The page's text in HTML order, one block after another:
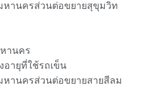
หานครส่วนต่อขยายสุขุมวิท
านคร
ายุที่ใช้รถเข็น
หานครส่วนต่อขยายสายสีลม